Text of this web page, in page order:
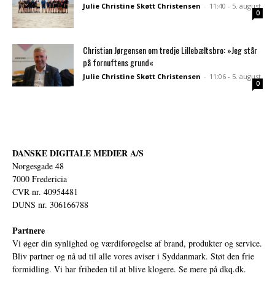
Julie Christine Skøtt Christensen - 11:40 - 5. august
0
Christian Jørgensen om tredje Lillebæltsbro: »Jeg står
på fornuftens grund«
Julie Christine Skøtt Christensen - 11:06 - 5. august
0
DANSKE DIGITALE MEDIER A/S
Norgesgade 48
7000 Fredericia
CVR nr. 40954481
DUNS nr. 306166788
Partnere
Vi øger din synlighed og værdiforøgelse af brand, produkter og service.
Bliv partner og nå ud til alle vores aviser i Syddanmark. Støt den frie
formidling. Vi har friheden til at blive klogere. Se mere på dkq.dk.